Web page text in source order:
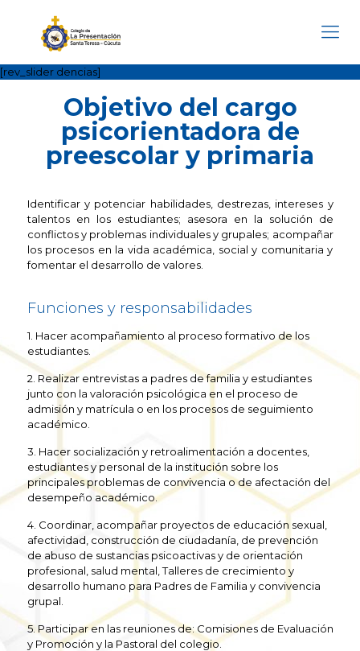
[rev_slider dencias]
Objetivo del cargo
psicorientadora de
preescolar y primaria
Identificar y potenciar habilidades, destrezas, intereses y
talentos en los estudiantes; asesora en la solución de
conflictos y problemas individuales y grupales; acompañar
los procesos en la vida académica, social y comunitaria y
fomentar el desarrollo de valores.
Funciones y responsabilidades
1. Hacer acompañamiento al proceso formativo de los
estudiantes.
2. Realizar entrevistas a padres de familia y estudiantes
junto con la valoración psicológica en el proceso de
admisión y matrícula o en los procesos de seguimiento
académico.
3. Hacer socialización y retroalimentación a docentes,
estudiantes y personal de la institución sobre los
principales problemas de convivencia o de afectación del
desempeño académico.
4. Coordinar, acompañar proyectos de educación sexual,
afectividad, construcción de ciudadanía, de prevención
de abuso de sustancias psicoactivas y de orientación
profesional, salud mental, Talleres de crecimiento y
desarrollo humano para Padres de Familia y convivencia
grupal.
5. Participar en las reuniones de: Comisiones de Evaluación
y Promoción y la Pastoral del colegio.